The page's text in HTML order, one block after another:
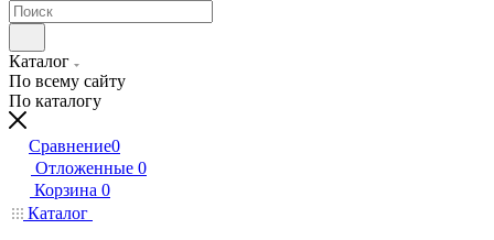
Каталог
По всему сайту
По каталогу
Сравнение0
Отложенные 0
Корзина 0
Каталог